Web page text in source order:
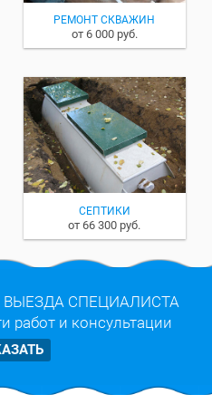
РЕМОНТ СКВАЖИН
от 6 000 руб.
СЕПТИКИ
от 66 300 руб.
ВЫЕЗДА СПЕЦИАЛИСТА
работ и консультации